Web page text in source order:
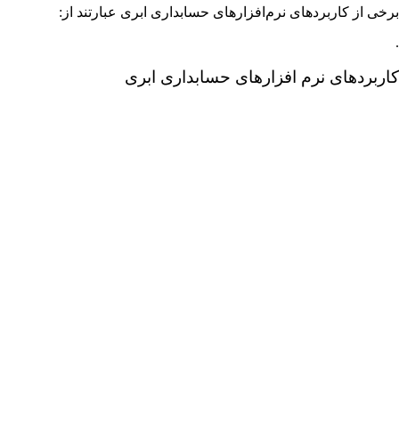
برخی از کاربردهای نرم‌افزارهای حسابداری ابری عبارتند از:
.
کاربردهای نرم افزارهای حسابداری ابری